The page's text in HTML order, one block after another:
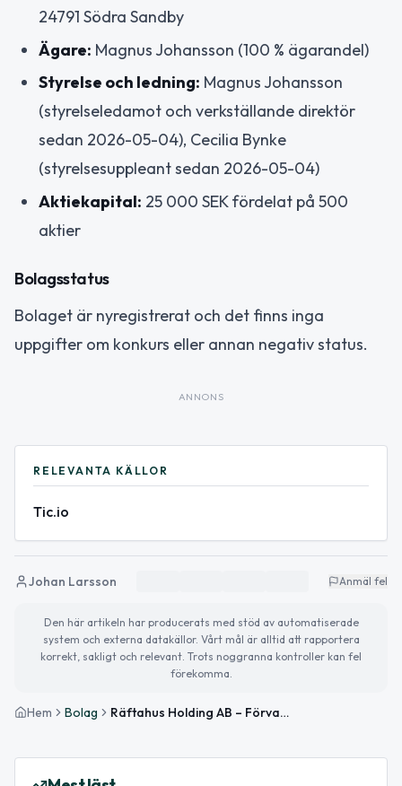
24791 Södra Sandby
Ägare: Magnus Johansson (100 % ägarandel)
Styrelse och ledning: Magnus Johansson
(styrelseledamot och verkställande direktör
sedan 2026-05-04), Cecilia Bynke
(styrelsesuppleant sedan 2026-05-04)
Aktiekapital: 25 000 SEK fördelat på 500
aktier
Bolagsstatus
Bolaget är nyregistrerat och det finns inga
uppgifter om konkurs eller annan negativ status.
ANNONS
RELEVANTA KÄLLOR
Tic.io
Johan Larsson Anmäl fel
Den här artikeln har producerats med stöd av automatiserade
system och externa datakällor. Vårt mål är alltid att rapportera
korrekt, sakligt och relevant. Trots noggranna kontroller kan fel
förekomma.
Hem Bolag Räftahus Holding AB – Förvaltning av aktier och fastigheter